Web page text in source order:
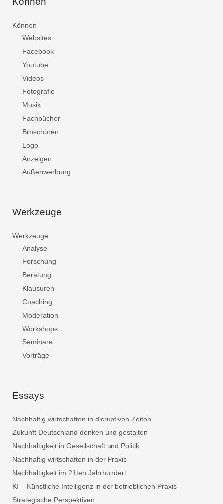
Können
Websites
Facebook
Youtube
Videos
Fotografie
Musik
Fachbücher
Broschüren
Logo
Anzeigen
Außenwerbung
Werkzeuge
Werkzeuge
Analyse
Forschung
Beratung
Klausuren
Coaching
Moderation
Workshops
Seminare
Vorträge
Essays
Nachhaltig wirtschaften in disruptiven Zeiten
Zukunft Deutschland denken und gestalten
Nachhaltigkeit in Gesellschaft und Politik
Nachhaltig wirtschaften in der Praxis
Nachhaltigkeit im 21ten Jahrhundert
KI – Künstliche Intelligenz in der betrieblichen Praxis
Strategische Perspektiven